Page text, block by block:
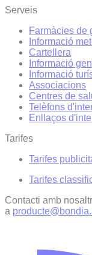
Serveis
Farmàcies de
Informació
Cartellera
Informació
Informació
Associacions
Centres de
Telèfons
Enllaços
Tarifes
Tarifes
Tarifes
Contacti amb
a